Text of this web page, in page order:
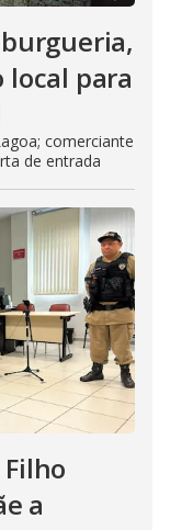
para
comerciante
de entrada
a